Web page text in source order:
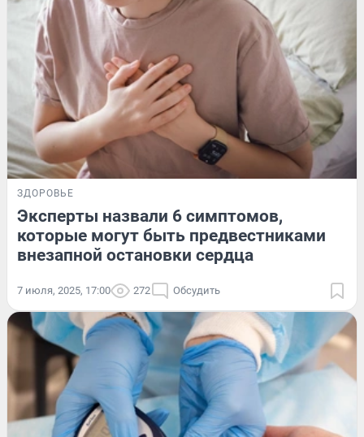
ЗДОРОВЬЕ
Эксперты назвали 6 симптомов,
которые могут быть предвестниками
внезапной остановки сердца
7 июля, 2025, 17:00 272 Обсудить